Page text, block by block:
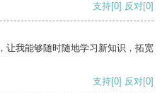
支持[0] 反对[0]
让我能够随时随地学习新知识，拓宽
支持[0] 反对[0]